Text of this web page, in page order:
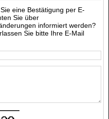
eine Bestätigung per E-
Sie über
informiert werden?
Sie bitte Ihre E-Mail